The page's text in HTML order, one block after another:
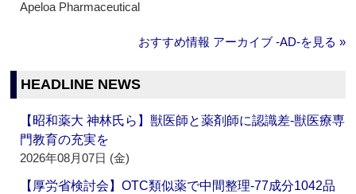
Apeloa Pharmaceutical
おすすめ情報 アーカイブ ‐AD‐を見る »
HEADLINE NEWS
【昭和薬大 神林氏ら】獣医師と薬剤師に認識差‐獣医療専
門教育の充実を
2026年08月07日 (金)
【厚労省検討会】OTC類似薬で中間整理‐77成分1042品